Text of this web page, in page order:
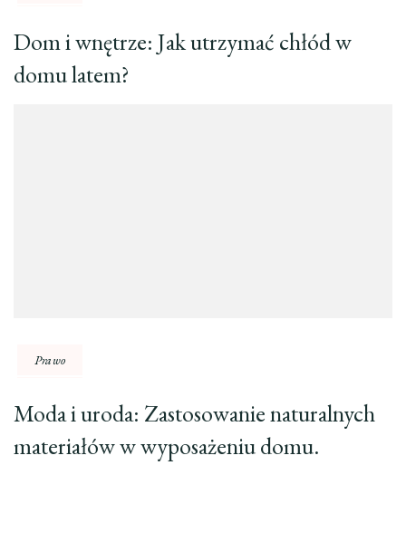
Dom i wnętrze: Jak utrzymać chłód w
domu latem?
Prawo
Moda i uroda: Zastosowanie naturalnych
materiałów w wyposażeniu domu.